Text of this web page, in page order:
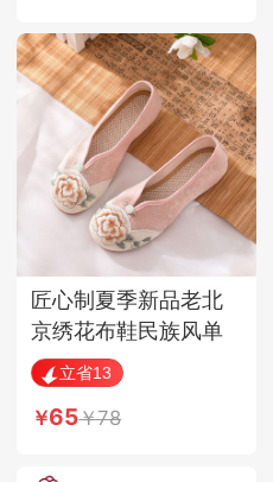
匠心制夏季新品老北
京绣花布鞋民族风单
鞋·SH-容颜棕色牡丹
立省13
65 78